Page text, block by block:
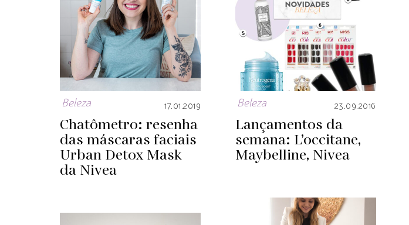
Beleza 17.01.2019
Chatômetro: resenha
das máscaras faciais
Urban Detox Mask
da Nivea
Beleza 23.09.2016
Lançamentos da
semana: L’occitane,
Maybelline, Nivea